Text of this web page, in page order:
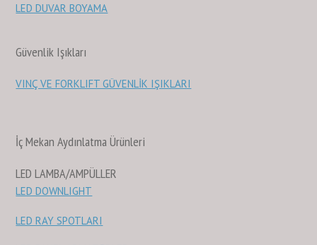
LED DUVAR BOYAMA
Güvenlik Işıkları
VINÇ VE FORKLIFT GÜVENLİK IŞIKLARI
İç Mekan Aydınlatma Ürünleri
LED LAMBA/AMPÜLLER
LED DOWNLIGHT
LED RAY SPOTLARI